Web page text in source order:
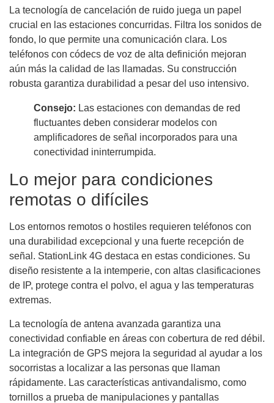
La tecnología de cancelación de ruido juega un papel
crucial en las estaciones concurridas. Filtra los sonidos de
fondo, lo que permite una comunicación clara. Los
teléfonos con códecs de voz de alta definición mejoran
aún más la calidad de las llamadas. Su construcción
robusta garantiza durabilidad a pesar del uso intensivo.
Consejo: Las estaciones con demandas de red
fluctuantes deben considerar modelos con
amplificadores de señal incorporados para una
conectividad ininterrumpida.
Lo mejor para condiciones
remotas o difíciles
Los entornos remotos o hostiles requieren teléfonos con
una durabilidad excepcional y una fuerte recepción de
señal. StationLink 4G destaca en estas condiciones. Su
diseño resistente a la intemperie, con altas clasificaciones
de IP, protege contra el polvo, el agua y las temperaturas
extremas.
La tecnología de antena avanzada garantiza una
conectividad confiable en áreas con cobertura de red débil.
La integración de GPS mejora la seguridad al ayudar a los
socorristas a localizar a las personas que llaman
rápidamente. Las características antivandalismo, como
tornillos a prueba de manipulaciones y pantallas